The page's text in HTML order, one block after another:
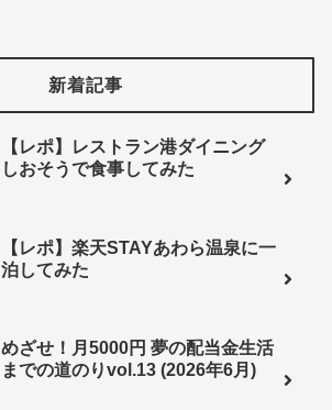
新着記事
【レポ】レストラン港ダイニング
しおそうで食事してみた
【レポ】楽天STAYあわら温泉に一
泊してみた
めざせ！月5000円 夢の配当金生活
までの道のりvol.13 (2026年6月)